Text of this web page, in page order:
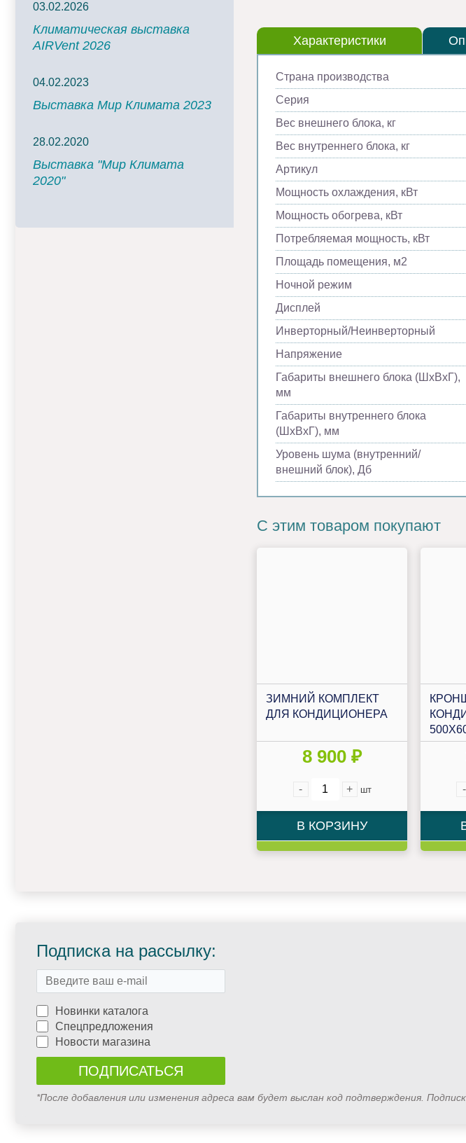
03.02.2026
Климатическая выставка
AIRVent 2026
04.02.2023
Выставка Мир Климата 2023
28.02.2020
Выставка "Мир Климата
2020"
Характеристики
Страна производства
Серия
Вес внешнего блока, кг
Вес внутреннего блока, кг
Артикул
Мощность охлаждения, кВт
Мощность обогрева, кВт
Потребляемая мощность, кВт
Площадь помещения, м2
Ночной режим
Дисплей
Инверторный/Неинверторный
Напряжение
Габариты внешнего блока (ШхВхГ),
мм
Габариты внутреннего блока
(ШхВхГ), мм
Уровень шума (внутренний/
внешний блок), Дб
С этим товаром покупают
ЗИМНИЙ КОМПЛЕКТ
ДЛЯ КОНДИЦИОНЕРА
8 900 ₽
- + шт
В КОРЗИНУ
-
Подписка на рассылку:
Новинки каталога
Спецпредложения
Новости магазина
*После добавления или изменения адреса вам будет выслан код подтверждения.